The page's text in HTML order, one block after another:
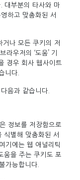
대부분의 타사와 마
하고 맞춤화된 서
나 모든 쿠키의 저
우저의 ‘도움’ 기
경우 회사 웹사이트
니다.
음과 같습니다.
정보를 저장함으로
식별해 맞춤화된 서
기에는 웹 애널리틱
움을 주는 쿠키도 포
가능합니다.